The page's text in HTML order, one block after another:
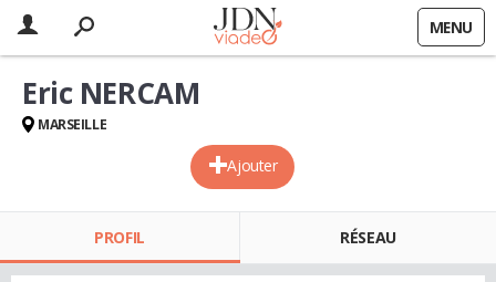
MENU
Ajouter
Eric NERCAM
MARSEILLE
PROFIL RÉSEAU